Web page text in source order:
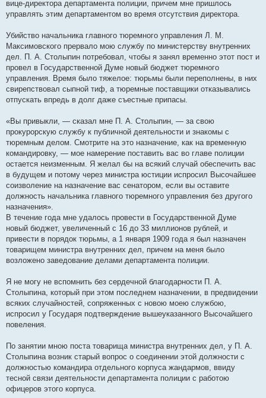
вице-директора департамента полиции, причем мне пришлось
управлять этим департаментом во время отсутствия директора.
Убийство начальника главного тюремного управления Л. М.
Максимовского прервало мою службу по министерству внутренних
дел. П. А. Столыпин потребовал, чтобы я занял временно этот пост и
провел в Государственной Думе новый бюджет тюремного
управления. Время было тяжелое: тюрьмы были переполнены, в них
свирепствовал сыпной тиф, а тюремные поставщики отказывались
отпускать впредь в долг даже съестные припасы.
«Вы привыкли, — сказал мне П. А. Столыпин, — за свою
прокурорскую службу к публичной деятельности и знакомы с
тюремным делом. Смотрите на это назначение, как на временную
командировку, — мое намерение поставить вас во главе полиции
остается неизменным. Я желал бы на всякий случай обеспечить вас
в будущем и потому через министра юстиции испросил Высочайшее
соизволение на назначение вас сенатором, если вы оставите
должность начальника главного тюремного управления без другого
назначения».
В течение года мне удалось провести в Государственной Думе
новый бюджет, увеличенный с 16 до 33 миллионов рублей, и
привести в порядок тюрьмы, а 1 января 1909 года я был назначен
товарищем министра внутренних дел, причем на меня было
возложено заведование делами департамента полиции.
Я не могу не вспомнить без сердечной благодарности П. А.
Столыпина, который при этом последнем назначении, в предвидении
всяких случайностей, сопряженных с новою моею службою,
испросил у Государя подтверждение вышеуказанного Высочайшего
повеления.
По занятии мною поста товарища министра внутренних дел, у П. А.
Столыпина возник старый вопрос о соединении этой должности с
должностью командира отдельного корпуса жандармов, ввиду
тесной связи деятельности департамента полиции с работою
офицеров этого корпуса.